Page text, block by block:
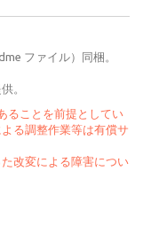
ファイル）同梱。
。
ることを前提としてい
る調整作業等は有償サ
改変による障害につい